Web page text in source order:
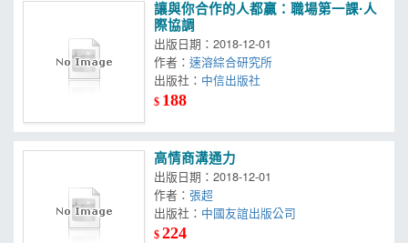
讓與你合作的人都贏：職場第一課·人
際協調
出版日期：2018-12-01
作者：速溶綜合研究所
出版社： 中信出版社
$ 188
高情商溝通力
出版日期：2018-12-01
作者：張超
出版社： 中國友誼出版公司
$224